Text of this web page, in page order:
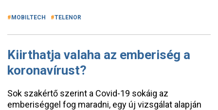
MOBILTECH TELENOR
Kiirthatja valaha az emberiség a
koronavírust?
Sok szakértő szerint a Covid-19 sokáig az
emberiséggel fog maradni, egy új vizsgálat alapján